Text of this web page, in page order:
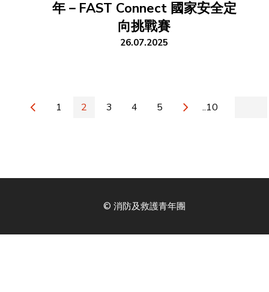
年－FAST Connect 國家安全定
向挑戰賽
26.07.2025
1 2 3 4 5 ..10
© 消防及救護青年團